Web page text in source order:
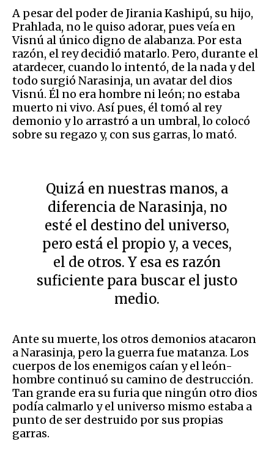
A pesar del poder de Jirania Kashipú, su hijo,
Prahlada, no le quiso adorar, pues veía en
Visnú al único digno de alabanza. Por esta
razón, el rey decidió matarlo. Pero, durante el
atardecer, cuando lo intentó, de la nada y del
todo surgió Narasinja, un avatar del dios
Visnú. Él no era hombre ni león; no estaba
muerto ni vivo. Así pues, él tomó al rey
demonio y lo arrastró a un umbral, lo colocó
sobre su regazo y, con sus garras, lo mató.
Quizá en nuestras manos, a
diferencia de Narasinja, no
esté el destino del universo,
pero está el propio y, a veces,
el de otros. Y esa es razón
suficiente para buscar el justo
medio.
Ante su muerte, los otros demonios atacaron
a Narasinja, pero la guerra fue matanza. Los
cuerpos de los enemigos caían y el león-
hombre continuó su camino de destrucción.
Tan grande era su furia que ningún otro dios
podía calmarlo y el universo mismo estaba a
punto de ser destruido por sus propias
garras.